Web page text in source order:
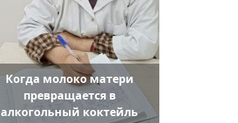
Когда молоко матери
превращается в
алкогольный коктейль